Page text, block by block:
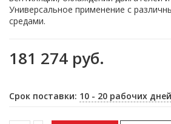
Универсальное применение с
средами.
181 274 руб.
Срок поставки: 10 - 20 рабочих дней